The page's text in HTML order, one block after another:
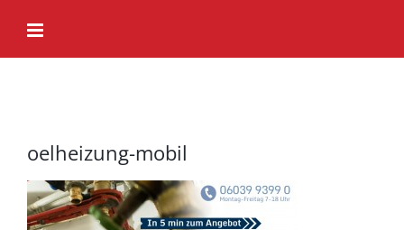
Inhalt
springen
oelheizung-mobil